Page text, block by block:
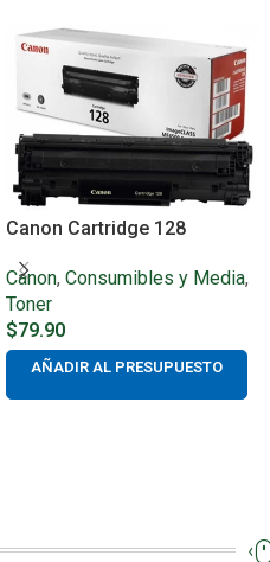
Canon Cartridge 128
Canon, Consumibles y Media,
Toner
$79.90
AÑADIR AL PRESUPUESTO